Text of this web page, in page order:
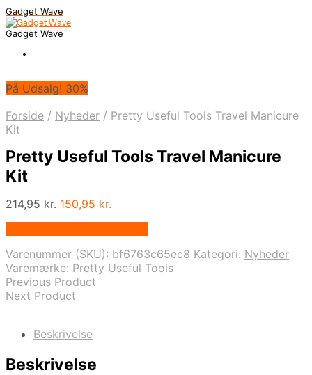
Gadget Wave
Gadget Wave
På Udsalg! 30%
Forside / Nyheder / Pretty Useful Tools Travel Manicure
Kit
Pretty Useful Tools Travel Manicure
Kit
214,95kr. Den
214,95 kr..
150,95 kr.
150,95 kr..
Varenummer (SKU): bf6763c65ec8 Kategori: Nyheder
Varemærke: Pretty Useful Tools
Previous Product
Next Product
Beskrivelse
Beskrivelse